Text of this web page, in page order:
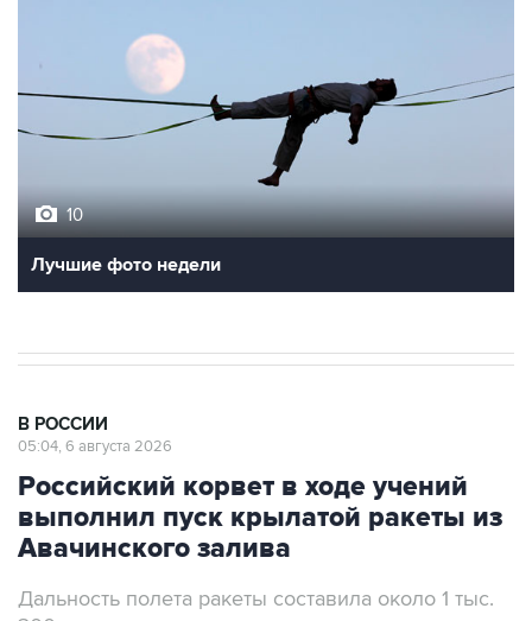
10
Лучшие фото недели
В РОССИИ
05:04, 6 августа 2026
Российский корвет в ходе учений
выполнил пуск крылатой ракеты из
Авачинского залива
Дальность полета ракеты составила около 1 тыс.